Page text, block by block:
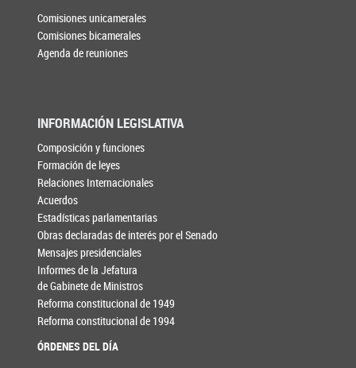
Comisiones unicamerales
Comisiones bicamerales
Agenda de reuniones
INFORMACIÓN LEGISLATIVA
Composición y funciones
Formación de leyes
Relaciones Internacionales
Acuerdos
Estadísticas parlamentarias
Obras declaradas de interés por el Senado
Mensajes presidenciales
Informes de la Jefatura
de Gabinete de Ministros
Reforma constitucional de 1949
Reforma constitucional de 1994
ÓRDENES DEL DÍA